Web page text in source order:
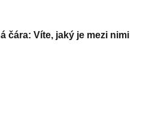
čára: Víte, jaký je mezi nimi